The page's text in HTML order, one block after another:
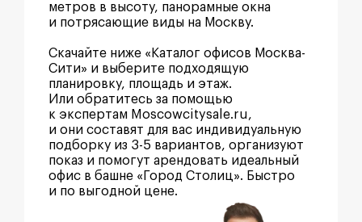
метров в высоту, панорамные окна
и потрясающие виды на Москву.
Скачайте ниже «Каталог офисов Москва-
Сити» и выберите подходящую
планировку, площадь и этаж.
Или обратитесь за помощью
к экспертам Moscowcitysale.ru,
и они составят для вас индивидуальную
подборку из 3-5 вариантов, организуют
показ и помогут арендовать идеальный
офис в башне «Город Столиц». Быстро
и по выгодной цене.